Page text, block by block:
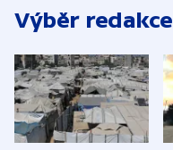
Výběr redakce